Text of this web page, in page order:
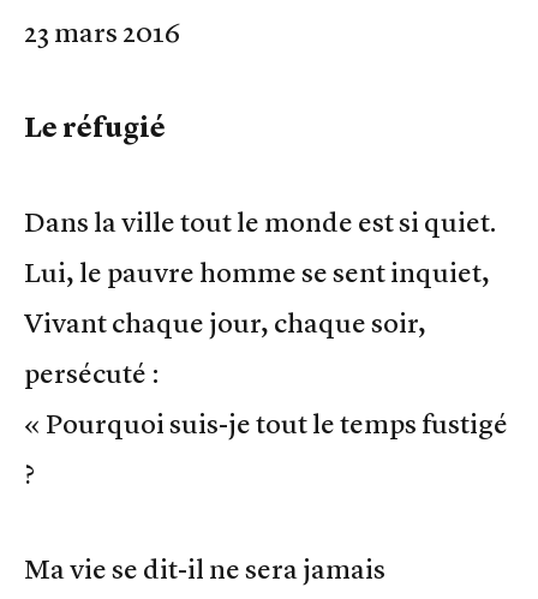
23 mars 2016
Le réfugié
Dans la ville tout le monde est si quiet.
Lui, le pauvre homme se sent inquiet,
Vivant chaque jour, chaque soir,
persécuté :
« Pourquoi suis-je tout le temps fustigé
?
Ma vie se dit-il ne sera jamais